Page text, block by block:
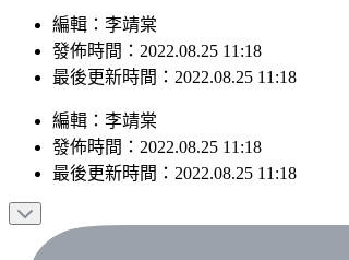
編輯：李靖棠
發佈時間：2022.08.25 11:18
最後更新時間：2022.08.25 11:18
編輯 ： 李靖棠
發佈時間： 2022.08.25 11:18
最後更新時間： 2022.08.25 11:18